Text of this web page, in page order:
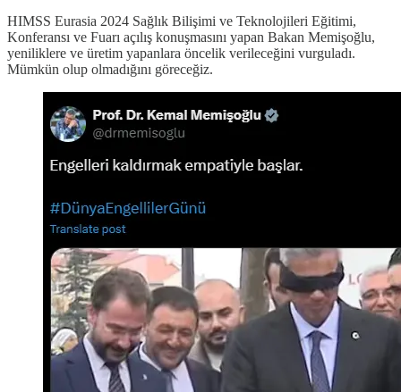
HIMSS Eurasia 2024 Sağlık Bilişimi ve Teknolojileri Eğitimi,
Konferansı ve Fuarı açılış konuşmasını yapan Bakan Memişoğlu,
yeniliklere ve üretim yapanlara öncelik verileceğini vurguladı.
Mümkün olup olmadığını göreceğiz.